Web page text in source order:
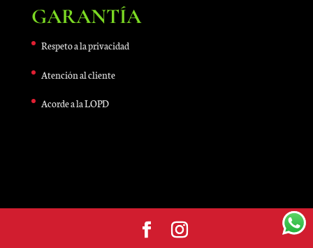
GARANTÍA
Respeto a la privacidad
Atención al cliente
Acorde a la LOPD